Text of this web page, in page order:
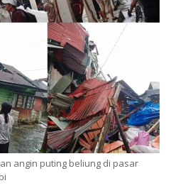
angin puting beliung di pasar